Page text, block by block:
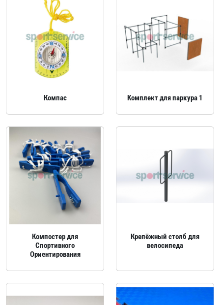
Компас Комплект для паркура 1
Компостер для
Спортивного
Ориентирования
Крепёжный столб для
велосипеда